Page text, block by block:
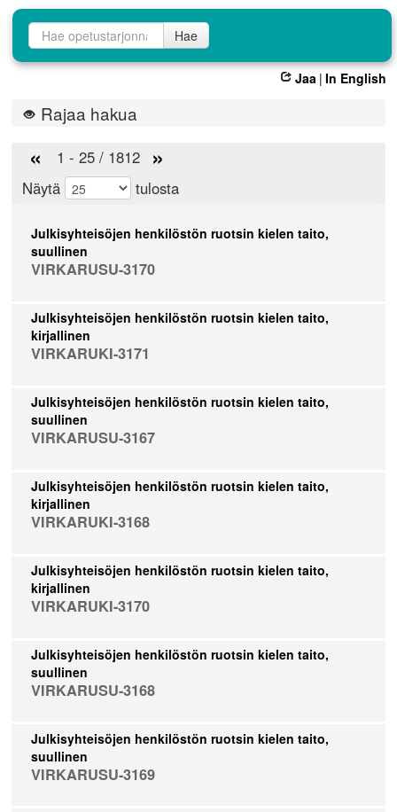
Opetustarjontahaku
Hae
Jaa | In English
Rajaa hakua
« 1 - 25 / 1812 »
Näytä tulosta
Julkisyhteisöjen henkilöstön ruotsin kielen taito,
suullinen
VIRKARUSU-3170
Julkisyhteisöjen henkilöstön ruotsin kielen taito,
kirjallinen
VIRKARUKI-3171
Julkisyhteisöjen henkilöstön ruotsin kielen taito,
suullinen
VIRKARUSU-3167
Julkisyhteisöjen henkilöstön ruotsin kielen taito,
kirjallinen
VIRKARUKI-3168
Julkisyhteisöjen henkilöstön ruotsin kielen taito,
kirjallinen
VIRKARUKI-3170
Julkisyhteisöjen henkilöstön ruotsin kielen taito,
suullinen
VIRKARUSU-3168
Julkisyhteisöjen henkilöstön ruotsin kielen taito,
suullinen
VIRKARUSU-3169